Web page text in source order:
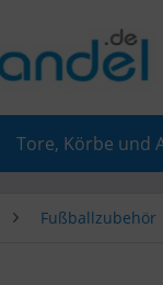
Tore, Körbe und
Fußballzubehör